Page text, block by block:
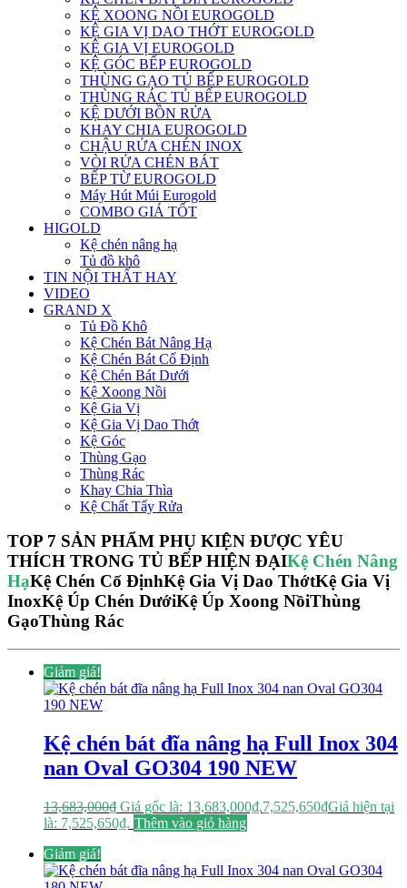
KỆ XOONG NỒI EUROGOLD
KỆ GIA VỊ DAO THỚT EUROGOLD
KỆ GIA VỊ EUROGOLD
KỆ GÓC BẾP EUROGOLD
THÙNG GẠO TỦ BẾP EUROGOLD
THÙNG RÁC TỦ BẾP EUROGOLD
KỆ DƯỚI BỒN RỬA
KHAY CHIA EUROGOLD
CHẬU RỬA CHÉN INOX
VÒI RỬA CHÉN BÁT
BẾP TỪ EUROGOLD
Máy Hút Múi Eurogold
COMBO GIÁ TỐT
HIGOLD
Kệ chén nâng hạ
Tủ đồ khô
TIN NỘI THẤT HAY
VIDEO
GRAND X
Tủ Đồ Khô
Kệ Chén Bát Nâng Hạ
Kệ Chén Bát Cố Định
Kệ Chén Bát Dưới
Kệ Xoong Nồi
Kệ Gia Vị
Kệ Gia Vị Dao Thớt
Kệ Góc
Thùng Gạo
Thùng Rác
Khay Chia Thìa
Kệ Chất Tẩy Rửa
TOP 7 SẢN PHẨM PHỤ KIỆN ĐƯỢC YÊU
THÍCH TRONG TỦ BẾP HIỆN ĐẠIKệ Chén Nâng
HạKệ Chén Cố ĐịnhKệ Gia Vị Dao ThớtKệ Gia Vị
InoxKệ Úp Chén DướiKệ Úp Xoong NồiThùng
GạoThùng Rác
Giảm giá!
Kệ chén bát đĩa nâng hạ Full Inox 304
nan Oval GO304 190 NEW
13,683,000₫ Giá gốc là: 13,683,000₫.7,525,650₫Giá hiện tại
là: 7,525,650₫. Thêm vào giỏ hàng
Giảm giá!